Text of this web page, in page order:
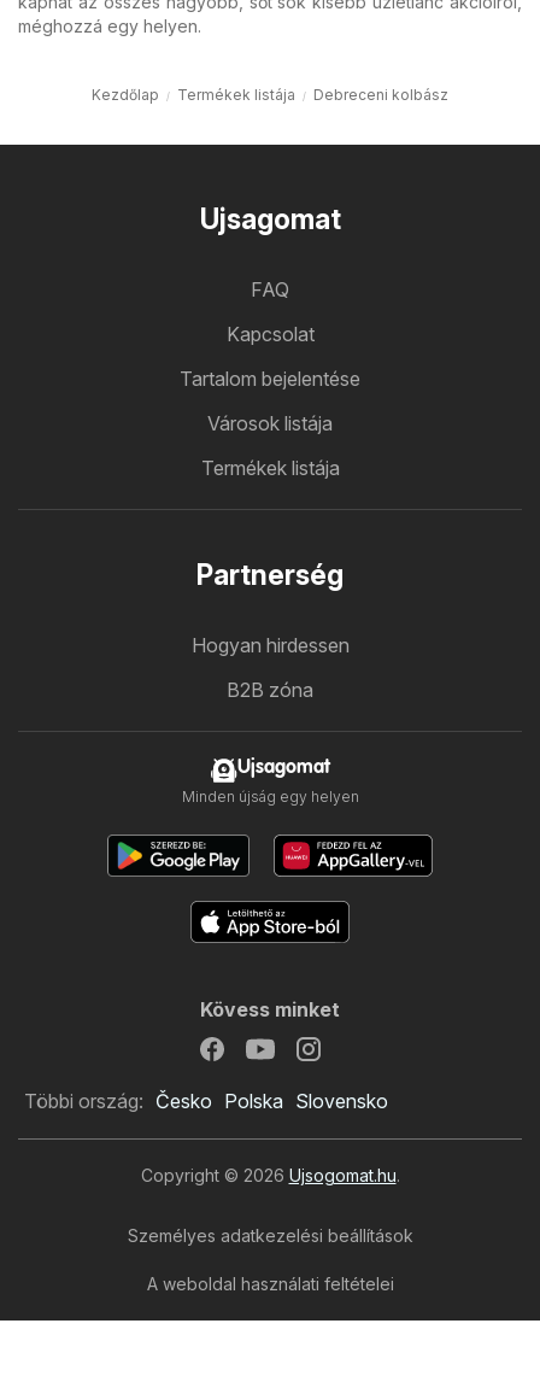
méghozzá egy helyen.
Kezdőlap Termékek listája Debreceni kolbász
Ujsagomat
FAQ
Kapcsolat
Tartalom bejelentése
Városok listája
Termékek listája
Partnerség
Hogyan hirdessen
B2B zóna
Ujsagomat
Minden újság egy helyen
Kövess minket
Többi ország: Česko Polska Slovensko
Copyright © 2026 Ujsogomat.hu.
Személyes adatkezelési beállítások
A weboldal használati feltételei